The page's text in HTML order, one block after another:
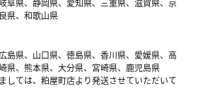
県、和歌山県
島県、山口県、徳島県、香川県、愛媛県、高
県、熊本県、大分県、宮崎県、鹿児島県
しては、粕屋町店より発送させていただいて